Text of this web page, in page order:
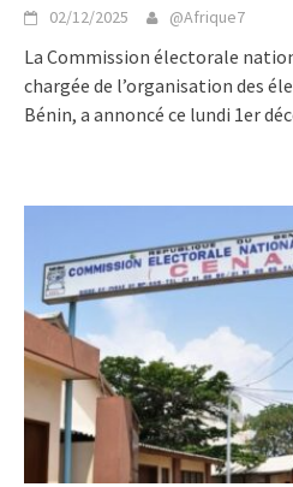
02/12/2025 @Afrique7
La Commission électorale
chargée de l’organisation des
Bénin, a annoncé ce lundi 1er